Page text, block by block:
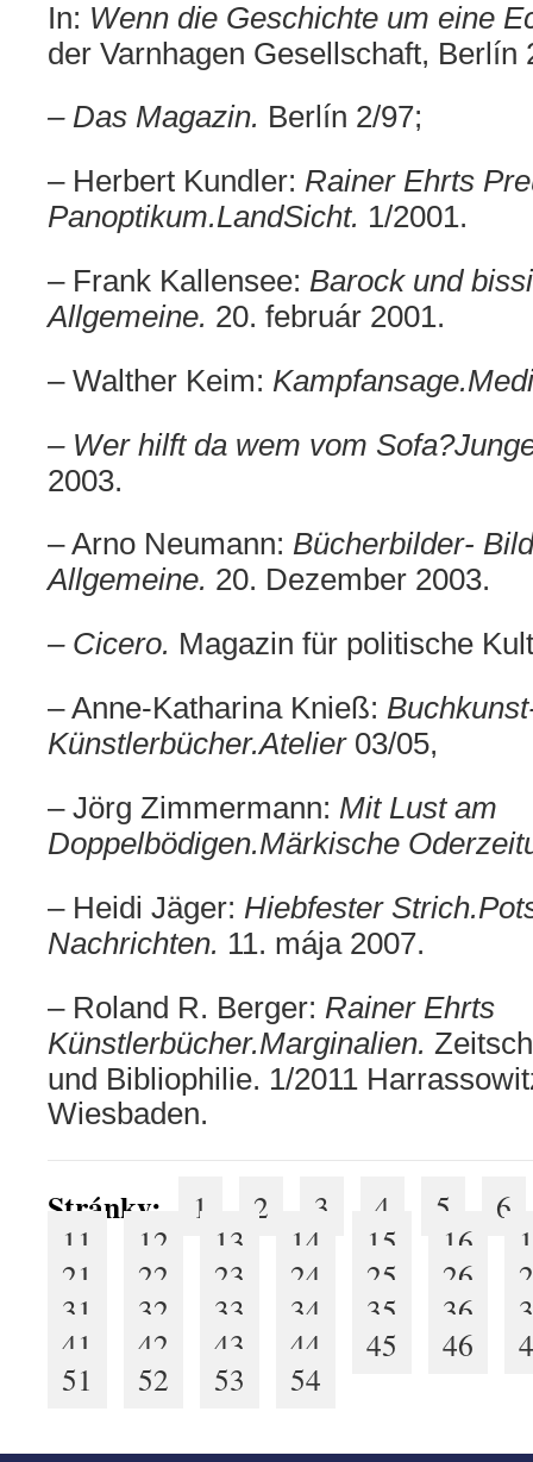
In: Wenn die Geschichte um eine
der Varnhagen Gesellschaft, Berlín
– Das Magazin. Berlín 2/97;
– Herbert Kundler: Rainer Ehrts
Panoptikum.LandSicht. 1/2001.
– Frank Kallensee: Barock und
Allgemeine. 20. február 2001.
– Walther Keim: Kampfansage.
– Wer hilft da wem vom Sofa?
2003.
– Arno Neumann: Bücherbilder-
Allgemeine. 20. Dezember 2003.
– Cicero. Magazin für politische
– Anne-Katharina Knieß:
Künstlerbücher.Atelier03/05,
– Jörg Zimmermann: Mit Lust am
Doppelbödigen.Märkische
– Heidi Jäger: Hiebfester Strich.
Nachrichten. 11. mája 2007.
– Roland R. Berger: Rainer Ehrts
Künstlerbücher.Marginalien.
und Bibliophilie. 1/2011
Wiesbaden.
Stránky: 1 2 3 4 5
6
11
12 13 14 15 16
21
22 23 24 25 26
31
32 33 34 35 36
41
42 43 44 45 46
51
52 53 54